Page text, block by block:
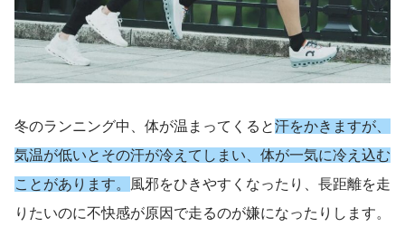
冬のランニング中、体が温まってくると汗をかきますが、
気温が低いとその汗が冷えてしまい、体が一気に冷え込む
ことがあります。
風邪をひきやすくなったり、長距離を走
りたいのに不快感が原因で走るのが嫌になったりします。